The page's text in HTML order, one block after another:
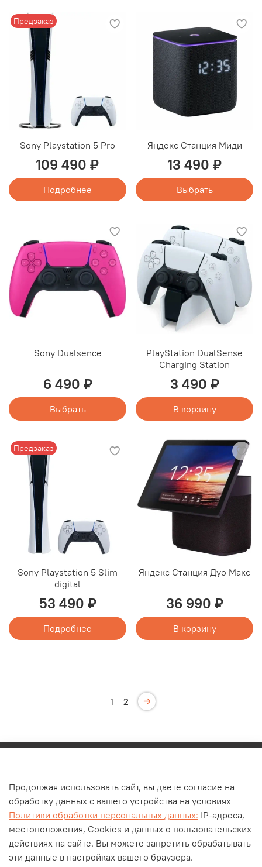
Предзаказ
Sony Playstation 5 Pro
109 490 ₽
Подробнее
Яндекс Станция Миди
13 490 ₽
Выбрать
Sony Dualsence
6 490 ₽
Выбрать
PlayStation DualSense
Charging Station
3 490 ₽
В корзину
Предзаказ
Sony Playstation 5 Slim
digital
53 490 ₽
Подробнее
Яндекс Станция Дуо Макс
36 990 ₽
В корзину
1 2
О компании
Контакты
Оплата и доставка
Личный кабинет
Продолжая использовать сайт, вы даете согласие на
обработку данных с вашего устройства на условиях
Политики обработки персональных данных: IP-адреса,
местоположения, Cookies и данных о пользовательских
действиях на сайте. Вы можете запретить обрабатывать
эти данные в настройках вашего браузера.